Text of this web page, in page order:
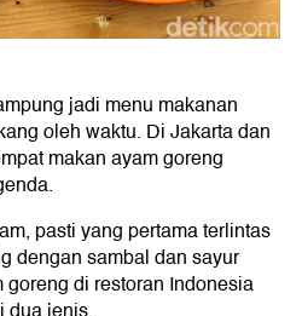
jadi menu makanan
oleh waktu. Di Jakarta dan
makan ayam goreng
pasti yang pertama terlintas
dengan sambal dan sayur
di restoran Indonesia